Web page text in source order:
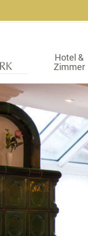
Hotel &
Zimmer